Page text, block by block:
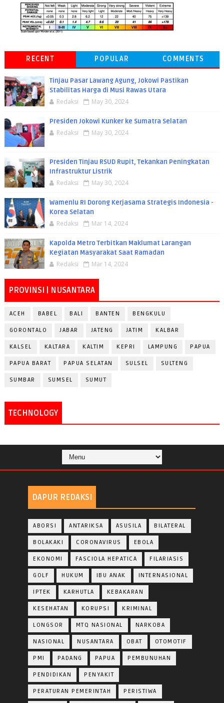
RECENT POPULAR COMMENTS
Tinjau Pasar Lawang Agung, Jokowi Pastikan
Stabilitas Harga di Musi Rawas Utara
Redaksi May 30, 2024
Presiden Jokowi Kunker ke Sumatra Selatan
Redaksi May 30, 2024
Presiden Tinjau RSUD Rupit, Tekankan Peningkatan
Infrastruktur Listrik
Redaksi May 30, 2024
Wamenlu RI Dorong Kerjasama Strategis Indonesia -
Korea Selatan
Redaksi Mar 14, 2024
Kapolda Metro Terbitkan Maklumat Larangan
Kegiatan Masyarakat Saat Ramadan
Redaksi Mar 14, 2024
PROVINSI | NUSANTARA
ACEH BABEL BALI BANTEN BENGKULU
GORONTALO JABAR JATENG JATIM KALBAR
KALSEL KALTARA KALTIM KEPRI LAMPUNG PAPUA
PAPUA BARAT PAPUA SELATAN SULSEL SULTENG
SUMBAR SUMSEL SUMUT
TECHNOLOGY
DAPUR REDAKSI
ABORSI ANTARIKSA ASUSILA BILATERAL
BOLAKAKI CORONAVIRUS EBOLA
EKONOMI FASCIOLA HEPATICA FILARIASIS
GOLF HUKUM IBU ANAK INTERNASIONAL
IPTEK KARHUTLA KEBAKARAN
KESEHATAN KORUPSI KRIMINAL
LONGSOR MTQ NASIONAL NARKOBA
NASIONAL NUSANTARA OBAT OTOMOTIF
PMI PADANG PAPUA PEMBUNUHAN
PENDIDIKAN PENYAKIT
PERATURAN PEMERINTAH PERISTIWA